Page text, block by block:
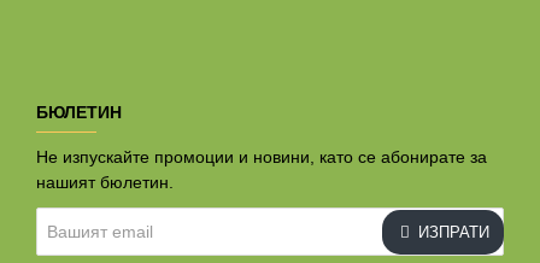
БЮЛЕТИН
Не изпускайте промоции и новини, като се абонирате за
нашият бюлетин.
email
ИЗПРАТИ